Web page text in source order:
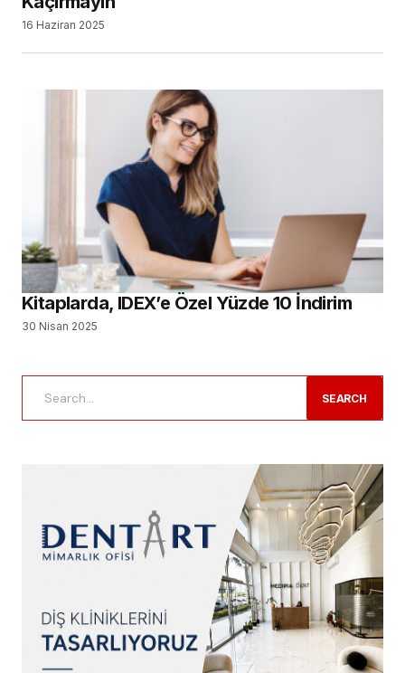
16 Haziran 2025
Kitaplarda, IDEX’e Özel Yüzde 10 İndirim
30 Nisan 2025
SEARCH